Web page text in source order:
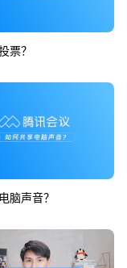
票？
脑声音？